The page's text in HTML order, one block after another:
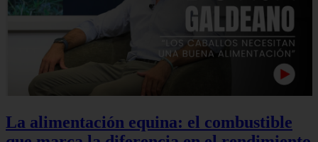
La alimentación equina: el combustible